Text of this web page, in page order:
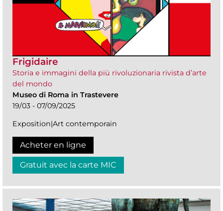
Frigidaire
Storia e immagini della più rivoluzionaria rivista d’arte
del mondo
Museo di Roma in Trastevere
19/03 - 07/09/2025
Exposition|Art contemporain
Acheter en ligne
Gratuit avec la carte MIC